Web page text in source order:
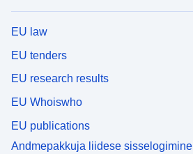
EU law
EU tenders
EU research results
EU Whoiswho
EU publications
Andmepakkuja liidese sisselogimine